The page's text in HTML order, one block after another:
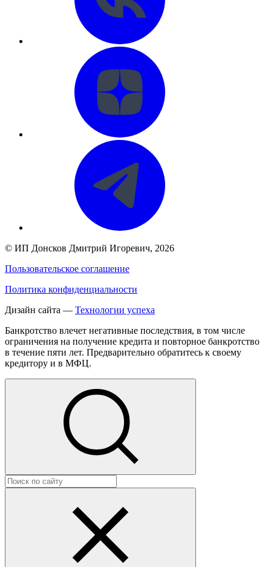
© ИП Донсков Дмитрий Игоревич, 2026
Пользовательское соглашение
Политика конфиденциальности
Дизайн сайта — Технологии успеха
Банкротство влечет негативные последствия, в том числе
ограничения на получение кредита и повторное банкротство
в течение пяти лет. Предварительно обратитесь к своему
кредитору и в МФЦ.